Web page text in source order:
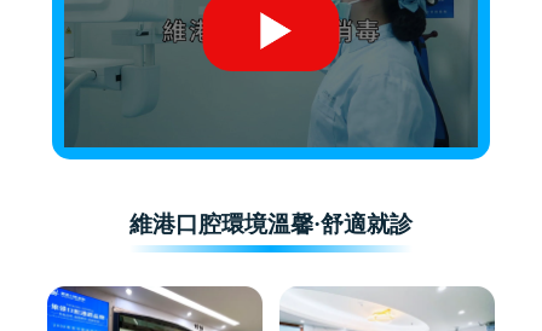
維港口腔環境溫馨·舒適就診